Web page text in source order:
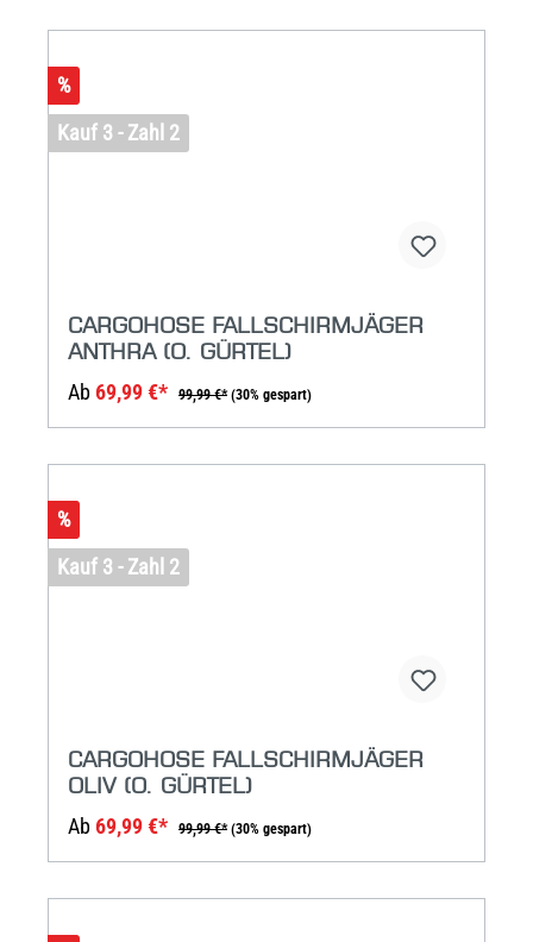
%
Kauf 3 - Zahl 2
CARGOHOSE FALLSCHIRMJÄGER
ANTHRA (O. GÜRTEL)
Ab 69,99 €* 99,99 €* (30% gespart)
%
Kauf 3 - Zahl 2
CARGOHOSE FALLSCHIRMJÄGER
OLIV (O. GÜRTEL)
Ab 69,99 €* 99,99 €* (30% gespart)